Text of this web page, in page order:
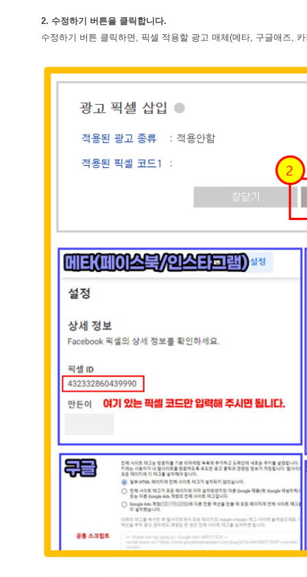
2. 수정하기 버튼을 클릭합니다.
수정하기 버튼 클릭하면, 픽셀 적용할 광고 매체(메타, 구글애즈,